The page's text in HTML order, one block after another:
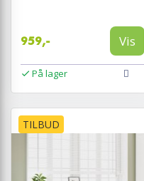
959,- Vis
På lager
TILBUD